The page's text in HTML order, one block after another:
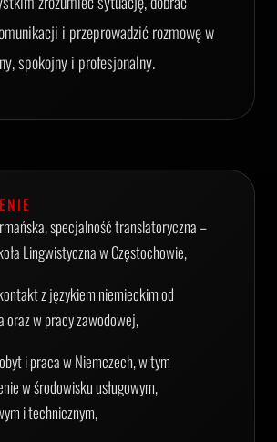
i przeprowadzić rozmowę w
spokojny i profesjonalny.
specjalność translatoryczna –
Lingwistyczna w Częstochowie,
z językiem niemieckim od
oraz w pracy zawodowej,
i praca w Niemczech, w tym
w środowisku usługowym,
i technicznym,